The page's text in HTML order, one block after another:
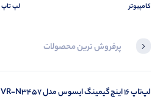
کامپیوتر لپ تاپ
پرفروش ترین محصولات
لپ‌تاپ 16 اینچ گیمینگ ایسوس مدل ASUS ROG Strix G614JVR-N3457
لپ‌تاپ 16 اینچ گیمینگ ایسوس مدل ASUS ROG Strix G614JVR-N3457